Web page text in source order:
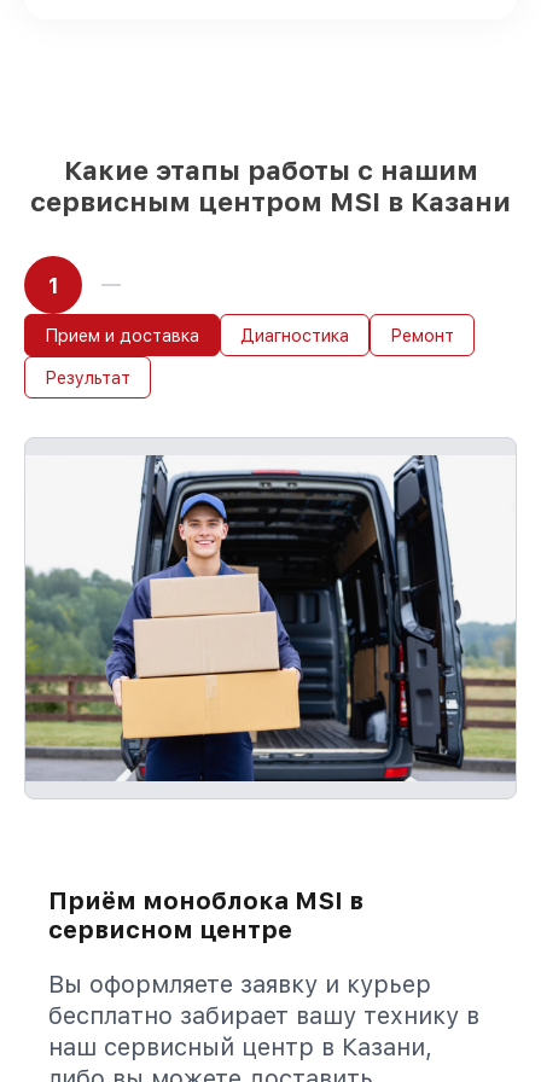
Какие этапы работы с нашим
сервисным центром MSI в Казани
1
Прием и доставка Диагностика Ремонт
Результат
Приём моноблока MSI в
сервисном центре
Вы оформляете заявку и курьер
бесплатно забирает вашу технику в
наш сервисный центр в Казани,